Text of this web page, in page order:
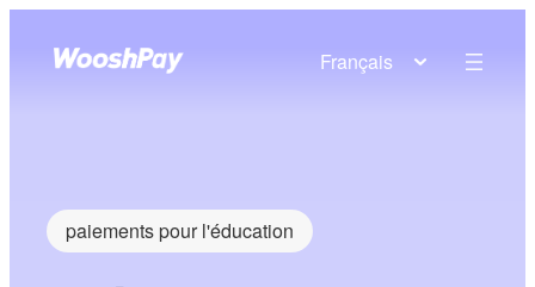
Français
paiements pour l'éducation